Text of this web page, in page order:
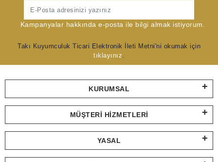
Kampanyalar hakkında e-posta ile bilgi almak istiyorum.
Takı Kuyumculuk Ticari Elektronik İleti Metni'ni okumak için
tıklayınız.
KURUMSAL
MÜŞTERI HIZMETLERI
YASAL